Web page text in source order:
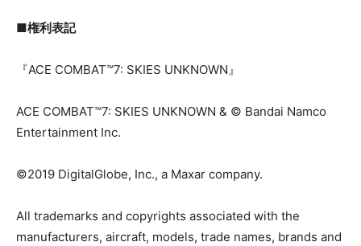
■権利表記
『ACE COMBAT™7: SKIES UNKNOWN』
ACE COMBAT™7: SKIES UNKNOWN & © Bandai Namco
Entertainment Inc.
©2019 DigitalGlobe, Inc., a Maxar company.
All trademarks and copyrights associated with the
manufacturers, aircraft, models, trade names, brands and